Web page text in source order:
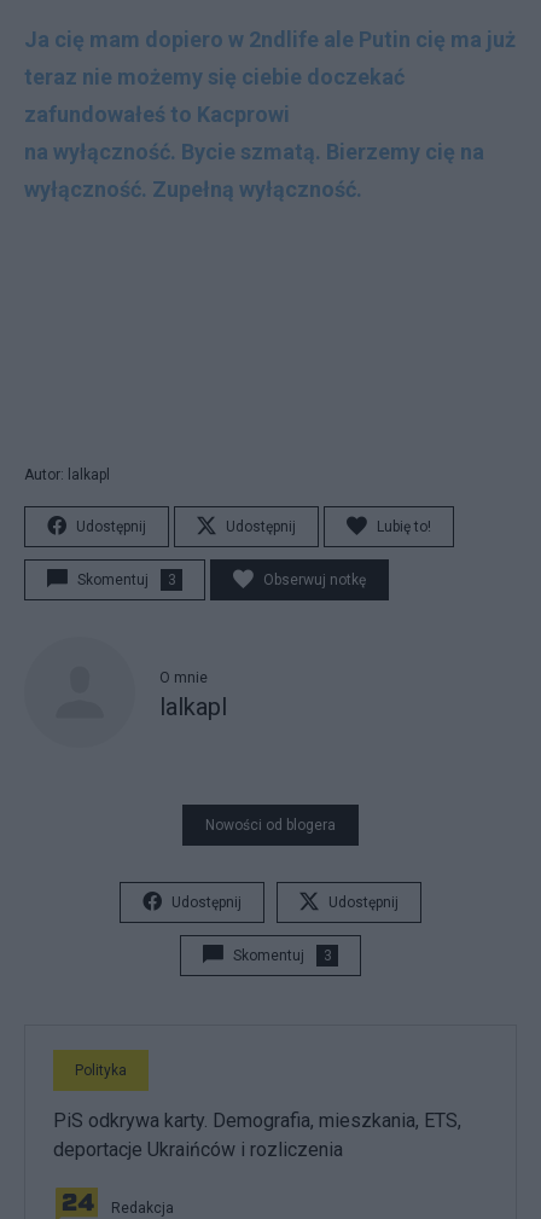
Ja cię mam dopiero w 2ndlife ale Putin cię ma już
teraz nie możemy się ciebie doczekać
zafundowałeś to Kacprowi
na wyłączność. Bycie szmatą. Bierzemy cię na
wyłączność. Zupełną wyłączność.
Autor: lalkapl
Udostępnij Udostępnij Lubię to!
Skomentuj 3 Obserwuj notkę
O mnie
lalkapl
Nowości od blogera
Udostępnij Udostępnij
Skomentuj 3
Polityka
PiS odkrywa karty. Demografia, mieszkania, ETS,
deportacje Ukraińców i rozliczenia
Redakcja